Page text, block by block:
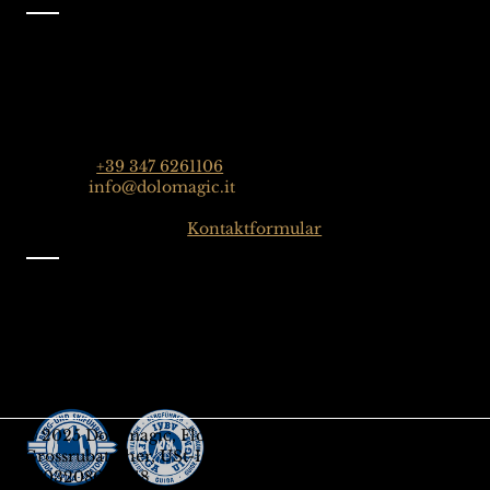
Telefon:+39 347 6261106
E-Mail:info@dolomagic.it
Hier klicken für dasKontaktformular
© 2025 Dolomagic, Florian
Grossrubatscher, USt-IdNr.
IT03208690218